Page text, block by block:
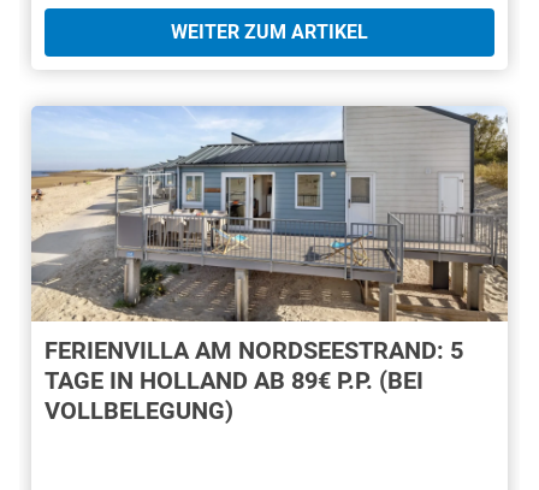
WEITER ZUM ARTIKEL
FERIENVILLA AM NORDSEESTRAND: 5
TAGE IN HOLLAND AB 89€ P.P. (BEI
VOLLBELEGUNG)